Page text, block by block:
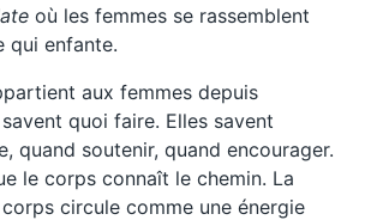
où les femmes se rassemblent
qui enfante.
aux femmes depuis
quoi faire. Elles savent
quand soutenir, quand encourager.
le corps connaît le chemin. La
circule comme une énergie